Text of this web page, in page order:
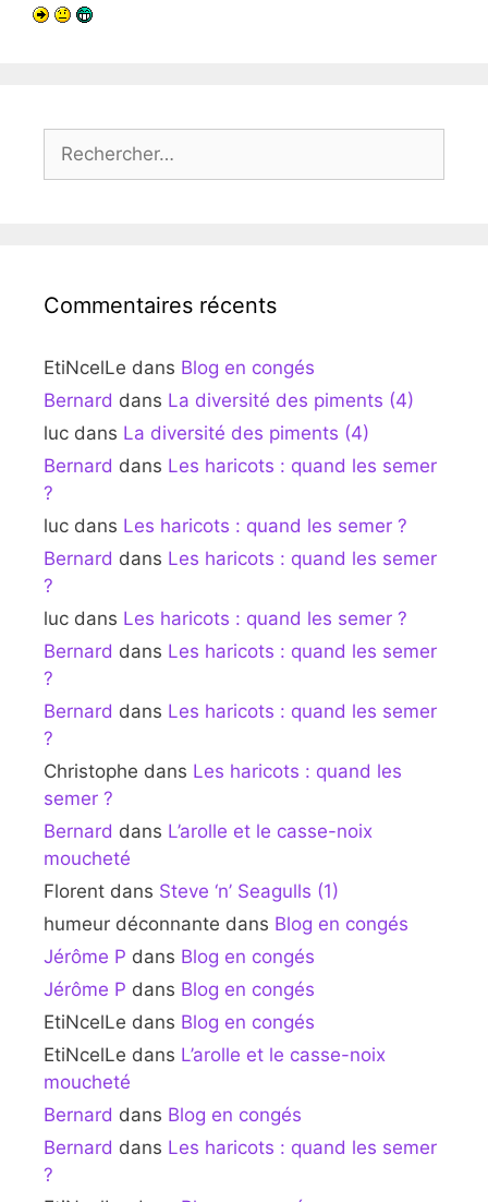
Rechercher :
Commentaires récents
EtiNcelLe dans Blog en congés
Bernard dans La diversité des piments (4)
luc dans La diversité des piments (4)
Bernard dans Les haricots : quand les semer
?
luc dans Les haricots : quand les semer ?
Bernard dans Les haricots : quand les semer
?
luc dans Les haricots : quand les semer ?
Bernard dans Les haricots : quand les semer
?
Bernard dans Les haricots : quand les semer
?
Christophe dans Les haricots : quand les
semer ?
Bernard dans L’arolle et le casse-noix
moucheté
Florent dans Steve ‘n’ Seagulls (1)
humeur déconnante dans Blog en congés
Jérôme P dans Blog en congés
Jérôme P dans Blog en congés
EtiNcelLe dans Blog en congés
EtiNcelLe dans L’arolle et le casse-noix
moucheté
Bernard dans Blog en congés
Bernard dans Les haricots : quand les semer
?